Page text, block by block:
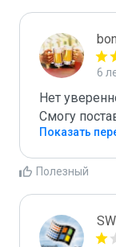
6
Нет
Смогу
Показать
Полезный